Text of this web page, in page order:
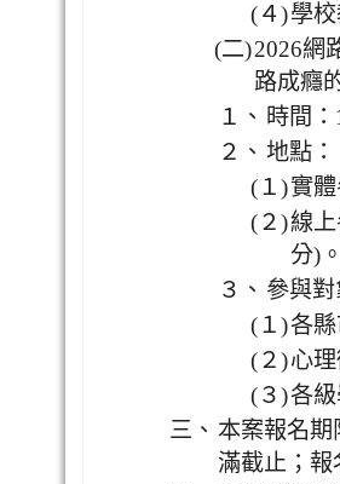
(４)學
(二)2026網
路成癮
１、 時間
２、 地點：
(１)實
(２)線
分)。
３、 參與對
(１)各
(２)心
(３)各
三、 本案報名期
滿截止；報